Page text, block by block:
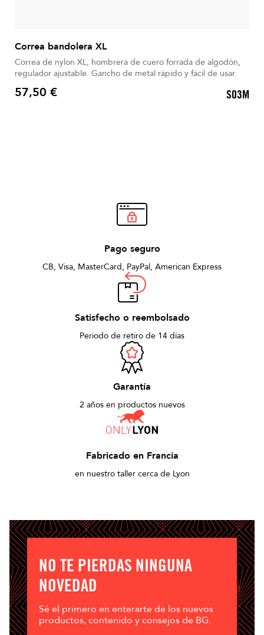
Correa bandolera XL
Correa de nylon XL, hombrera de cuero forrada de algodón,
regulador ajustable. Gancho de metal rápido y fácil de usar.
Precio
57,50 € S03M
Pago seguro
CB, Visa, MasterCard, PayPal, American Express
Satisfecho o reembolsado
Periodo de retiro de 14 días
Garantía
2 años en productos nuevos
Fabricado en Francia
en nuestro taller cerca de Lyon
NO TE PIERDAS NINGUNA
NOVEDAD
Sé el primero en enterarte de los nuevos
productos, contenido y consejos de BG.